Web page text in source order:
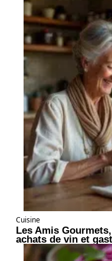
Cuisine
Les Amis
achats de vin et